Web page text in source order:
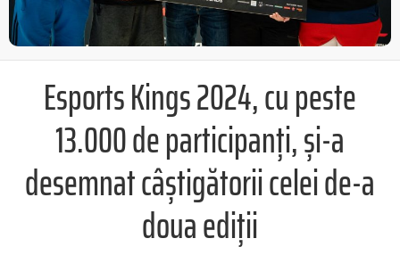
Esports Kings 2024, cu peste
13.000 de participanți, și-a
desemnat câștigătorii celei de-a
doua ediții